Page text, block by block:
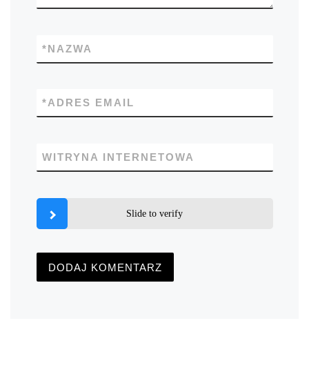
NAZWA
*
ADRES EMAIL
*
WITRYNA INTERNETOWA
Slide to verify